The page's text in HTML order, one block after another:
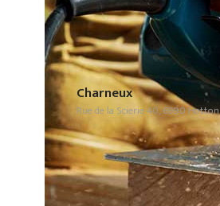
Charneux
Rue de la Scierie 40, 6990 Hotton